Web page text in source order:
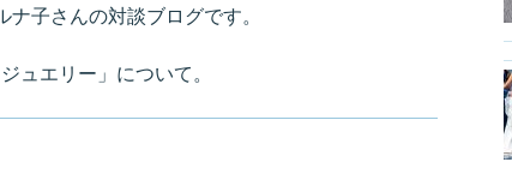
ナ子さんの対談ブログです。
ュエリー」について。